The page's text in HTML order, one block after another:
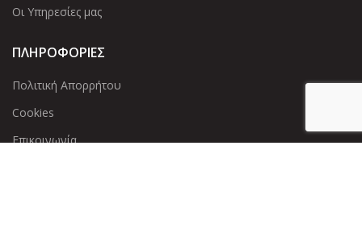
Οι Υπηρεσίες μας
ΠΛΗΡΟΦΟΡΙΕΣ
Πολιτική Απορρήτου
Cookies
Επικοινωνία